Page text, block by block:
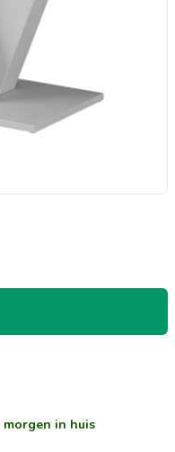
morgen in huis